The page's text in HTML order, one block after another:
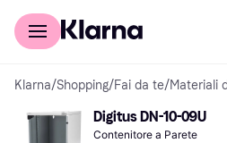
Per il tuo shopping
Klarna/Shopping/Fai da te/Materiali
Digitus DN-10-09U
Contenitore a Parete